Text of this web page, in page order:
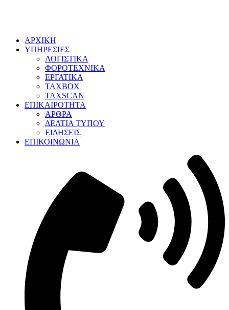
ΑΡΧΙΚΗ
ΥΠΗΡΕΣΙΕΣ
ΛΟΓΙΣΤΙΚΑ
ΦΟΡΟΤΕΧΝΙΚΑ
ΕΡΓΑΤΙΚΑ
TAXBOX
TAXSCAN
ΕΠΙΚΑΙΡΟΤΗΤΑ
ΑΡΘΡΑ
ΔΕΛΤΙΑ ΤΥΠΟΥ
ΕΙΔΗΣΕΙΣ
ΕΠΙΚΟΙΝΩΝΙΑ